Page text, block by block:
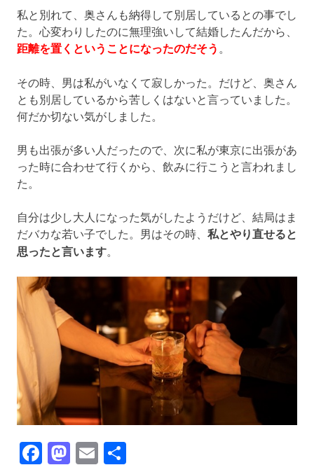
私と別れて、奥さんも納得して別居しているとの事でし
た。心変わりしたのに無理強いして結婚したんだから、
距離を置くということになったのだそう
その時、男は私がいなくて寂しかった。だけど、奥さん
とも別居しているから苦しくはないと言っていました。
何だか切ない気がしました。
男も出張が多い人だったので、次に私が東京に出張があ
った時に合わせて行くから、飲みに行こうと言われまし
た。
自分は少し大人になった気がしたようだけど、結局はま
だバカな若い子でした。男はその時、 私とやり直せると
思ったと言います
Facebook
Mastodon
Email